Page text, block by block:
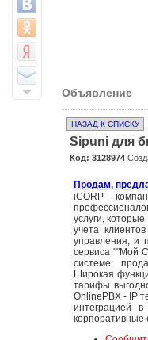
Объявление
НАЗАД К СПИСКУ
Sipuni для
Код: 3128974
Продам,
iCORP –
услуги,
учета
управления, и
сервиса ""Мой
системе:
Широкая
тарифы
OnlinePBX - IP
интеграцией
корпоративные